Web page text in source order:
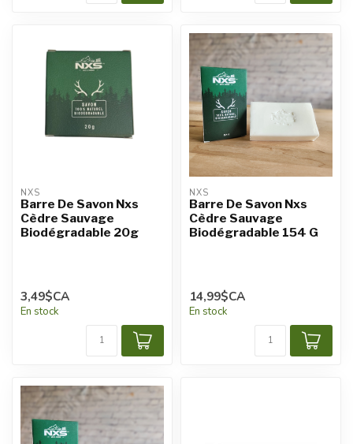
NXS
Barre De Savon Nxs
Cèdre Sauvage
Biodégradable 20g
3,49$CA
En stock
NXS
Barre De Savon Nxs
Cèdre Sauvage
Biodégradable 154 G
14,99$CA
En stock